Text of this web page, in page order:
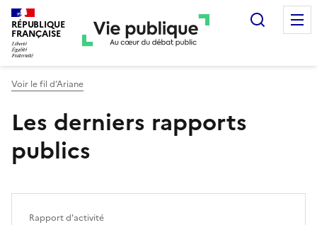
RÉPUBLIQUE
FRANÇAISE
Voir le fil d’Ariane
Les derniers rapports
publics
Rapport d'activité